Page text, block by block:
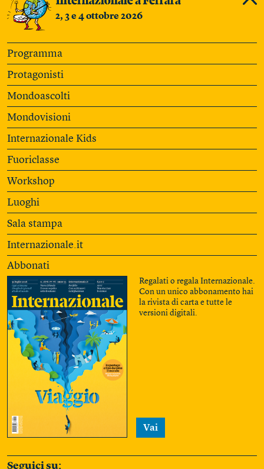
2, 3 e 4 ottobre 2026
Programma
Protagonisti
Mondoascolti
Mondovisioni
Internazionale Kids
Fuoriclasse
Workshop
Luoghi
Sala stampa
Internazionale.it
Abbonati
Regalati o regala Internazionale.
Con un unico abbonamento hai
la rivista di carta e tutte le
versioni digitali.
Vai
Seguici su: